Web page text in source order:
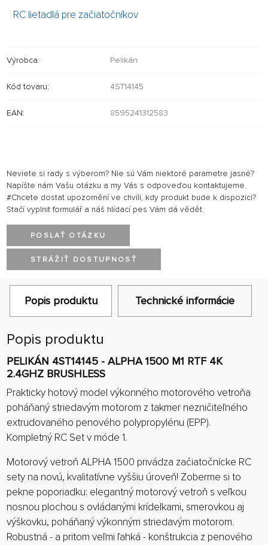
RC lietadlá pre začiatočníkov
Výrobca: Pelikán
Kód tovaru: 4ST14145
EAN: 8595241312583
Neviete si rady s výberom? Nie sú Vám niektoré parametre jasné?
Napíšte nám Vašu otázku a my Vás s odpoveďou kontaktujeme.
#Chcete dostat upozornění ve chvíli, kdy produkt bude k dispozici?
Stačí vyplnit formulář a náš hlídací pes Vám dá vědět.
POSLAŤ OTÁZKU
STRÁŽIŤ DOSTUPNOSŤ
Popis produktu Technické informácie
Popis produktu
PELIKÁN 4ST14145 - ALPHA 1500 M1 RTF 4K
2.4GHZ BRUSHLESS
Prakticky hotový model výkonného motorového vetroňa
poháňaný striedavým motorom z takmer nezničiteľného
extrudovaného penového polypropylénu (EPP).
Kompletný RC Set v móde 1.
Motorový vetroň ALPHA 1500 privádza začiatočnícke RC
sety na novú, kvalitatívne vyššiu úroveň! Zoberme si to
pekne poporiadku: elegantný motorový vetroň s veľkou
nosnou plochou s ovládanými krídelkami, smerovkou aj
výškovku, poháňaný výkonným striedavým motorom.
Robustná - a pritom veľmi ľahká - konštrukcia z penového